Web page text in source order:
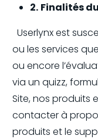
2. Finalités
Userlynx est
ou les services
ou encore
via un quizz,
Site, nos produits
contacter à
produits et le